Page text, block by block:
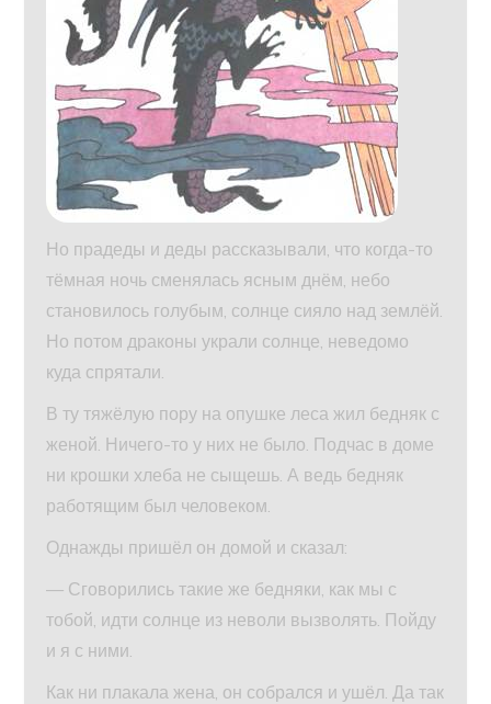
Но прадеды и деды рассказывали, что когда-то
тёмная ночь сменялась ясным днём, небо
становилось голубым, солнце сияло над землёй.
Но потом драконы украли солнце, неведомо
куда спрятали.
В ту тяжёлую пору на опушке леса жил бедняк с
женой. Ничего-то у них не было. Подчас в доме
ни крошки хлеба не сыщешь. А ведь бедняк
работящим был человеком.
Однажды пришёл он домой и сказал:
— Сговорились такие же бедняки, как мы с
тобой, идти солнце из неволи вызволять. Пойду
и я с ними.
Как ни плакала жена, он собрался и ушёл. Да так